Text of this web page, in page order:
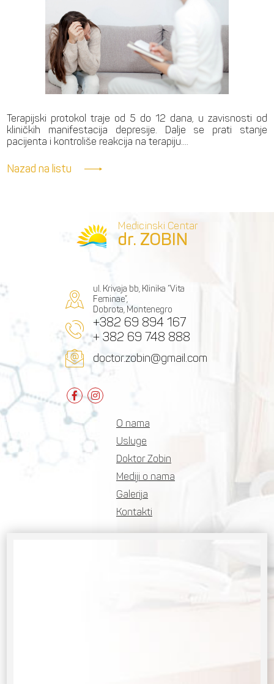
Terapijski protokol traje od 5 do 12 dana, u zavisnosti od
kliničkih manifestacija depresije. Dalje se prati stanje
pacijenta i kontroliše reakcija na terapiju....
Nazad na listu
Medicinski Centar
dr. ZOBIN
ul. Krivaja bb, Klinika “Vita
Feminae”,
Dobrota, Montenegro
+382 69 894 167
+ 382 69 748 888
doctor.zobin@gmail.com
O nama
Usluge
Doktor Zobin
Mediji o nama
Galerija
Kontakti